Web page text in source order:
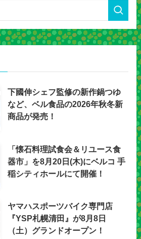
下國伸シェフ監修の新作鍋つゆ
など、ベル食品の2026年秋冬新
商品が発売！
「懐石料理試食会＆リユース食
器市」を8月20日(木)にベルコ 手
稲シティホールにて開催！
ヤマハスポーツバイク専門店
『YSP札幌清田』が8月8日
（土）グランドオープン！